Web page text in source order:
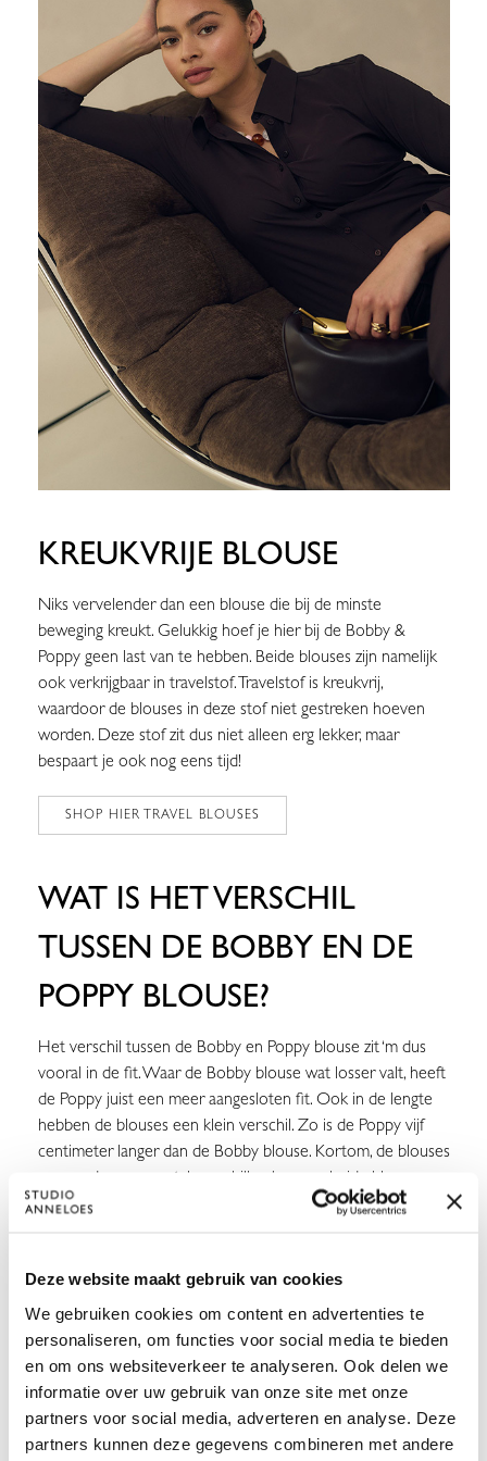
Deze website maakt gebruik van cookies
We gebruiken cookies om content en advertenties te
personaliseren, om functies voor social media te bieden
en om ons websiteverkeer te analyseren. Ook delen we
informatie over uw gebruik van onze site met onze
partners voor social media, adverteren en analyse. Deze
partners kunnen deze gegevens combineren met andere
KREUKVRIJE BLOUSE
Niks vervelender dan een blouse die bij de minste
beweging kreukt. Gelukkig hoef je hier bij de Bobby &
Poppy geen last van te hebben. Beide blouses zijn namelijk
ook verkrijgbaar in travelstof. Travelstof is kreukvrij,
waardoor de blouses in deze stof niet gestreken hoeven
worden. Deze stof zit dus niet alleen erg lekker, maar
bespaart je ook nog eens tijd!
SHOP HIER TRAVEL BLOUSES
WAT IS HET VERSCHIL
TUSSEN DE BOBBY EN DE
POPPY BLOUSE?
Het verschil tussen de Bobby en Poppy blouse zit ‘m dus
vooral in de fit. Waar de Bobby blouse wat losser valt, heeft
de Poppy juist een meer aangesloten fit. Ook in de lengte
hebben de blouses een klein verschil. Zo is de Poppy vijf
centimeter langer dan de Bobby blouse. Kortom, de blouses
mogen dan een aantal verschillen kennen, beide blouses
vormen hoe dan ook een goede basis van een stijlvolle